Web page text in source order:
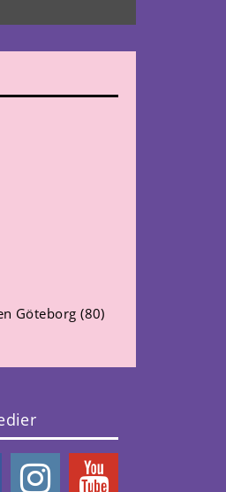
Göteborg (80)